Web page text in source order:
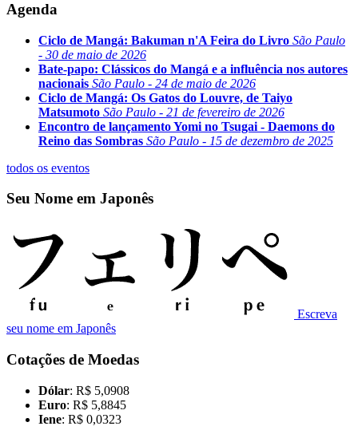
Agenda
Ciclo de Mangá: Bakuman n'A Feira do Livro São Paulo
- 30 de maio de 2026
Bate-papo: Clássicos do Mangá e a influência nos autores
nacionais São Paulo - 24 de maio de 2026
Ciclo de Mangá: Os Gatos do Louvre, de Taiyo
Matsumoto São Paulo - 21 de fevereiro de 2026
Encontro de lançamento Yomi no Tsugai - Daemons do
Reino das Sombras São Paulo - 15 de dezembro de 2025
todos os eventos
Seu Nome em Japonês
Escreva
seu nome em Japonês
Cotações de Moedas
Dólar: R$ 5,0908
Euro: R$ 5,8845
Iene: R$ 0,0323